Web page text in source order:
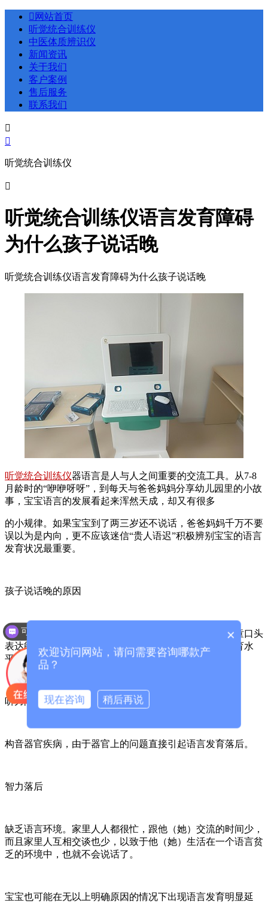
 网站首页
听觉统合训练仪
中医体质辨识仪
新闻资讯
关于我们
客户案例
售后服务
联系我们


听觉统合训练仪

听觉统合训练仪语言发育障碍
为什么孩子说话晚
听觉统合训练仪语言发育障碍为什么孩子说话晚
听觉统合训练仪器语言是人与人之间重要的交流工具。从7-8
月龄时的“咿咿呀呀”，到每天与爸爸妈妈分享幼儿园里的小故
事，宝宝语言的发展看起来浑然天成，却又有很多
的小规律。如果宝宝到了两三岁还不说话，爸爸妈妈千万不要
误以为是内向，更不应该迷信“贵人语迟”积极辨别宝宝的语言
发育状况最重要。
孩子说话晚的原因
说话晚学名是语言发育迟缓，是指由各种原因引起的儿童口头
表达能力或语言理解能力明显落后于同龄儿童的正常发育水
平，语言发育迟缓的原因分为以下几类：
听力问题听不清别人讲话。
构音器官疾病，由于器官上的问题直接引起语言发育落后。
智力落后
缺乏语言环境。家里人人都很忙，跟他（她）交流的时间少，
而且家里人互相交谈也少，以致于他（她）生活在一个语言贫
乏的环境中，也就不会说话了。
宝宝也可能在无以上明确原因的情况下出现语言发育明显延
×
欢迎访问网站，请问需要咨询哪款产
品？
现在咨询 稍后再说